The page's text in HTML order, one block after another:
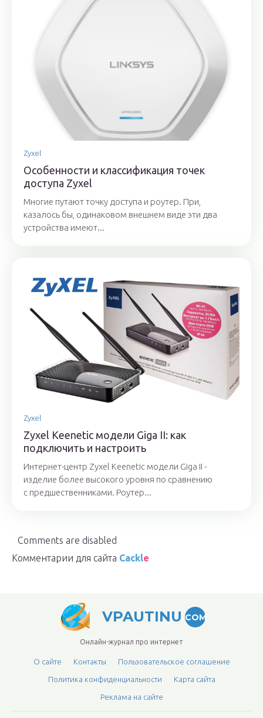
Zyxel
Особенности и классификация точек
доступа Zyxel
Многие путают точку доступа и роутер. При,
казалось бы, одинаковом внешнем виде эти два
устройства имеют...
Zyxel
Zyxel Keenetic модели Giga II: как
подключить и настроить
Интернет-центр Zyxel Keenetic модели Giga II -
изделие более высокого уровня по сравнению
с предшественниками. Роутер...
Comments are disabled
Комментарии для сайта Cackle
VPAUTINU COM
Онлайн-журнал про интернет
О сайте Контакты Пользовательское соглашение
Политика конфиденциальности Карта сайта
Реклама на сайте